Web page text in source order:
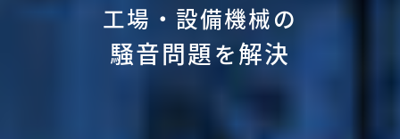
工場・設備機械の
騒音問題を解決